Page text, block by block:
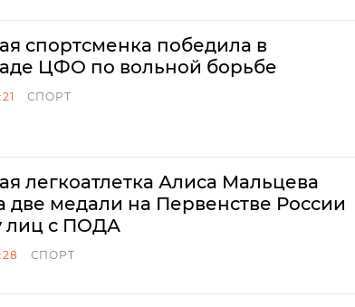
спортсменка победила в
ЦФО по вольной борьбе
СПОРТ
легкоатлетка Алиса Мальцева
две медали на Первенстве России
лиц с ПОДА
СПОРТ